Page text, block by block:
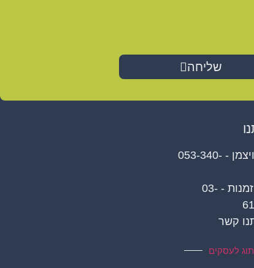
שליחה
שמעון ויצמן - 053-340-
מרכז הזמנות - 03-
קשר
לעסקים